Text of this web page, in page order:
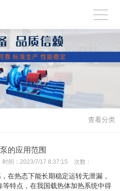
查看分类
的应用范围
时间： 2023/7/17 8:37:15 次数：
热态下能长期稳定运转无泄漏，
特点，在我国载热体加热系统中得